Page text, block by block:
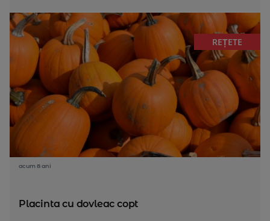
REȚETE
acum 8 ani
Placinta cu dovleac copt